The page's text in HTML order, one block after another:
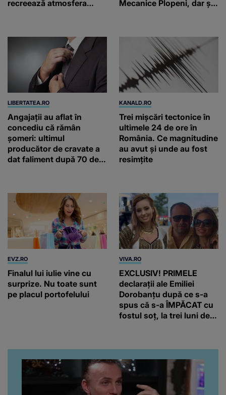
recreează atmosfera
Mecanice Plopeni, dar și
LIBERTATEA.RO
Angajații au aflat în
concediu că rămân
șomeri: ultimul
producător de cravate a
dat faliment după 70 de
KANALD.RO
Trei mișcări tectonice în
ultimele 24 de ore în
România. Ce magnitudine
au avut și unde au fost
resimțite
EVZ.RO
Finalul lui iulie vine cu
surprize. Nu toate sunt
pe placul portofelului
VIVA.RO
EXCLUSIV! PRIMELE
declarații ale Emiliei
Dorobanțu după ce s-a
spus că s-a ÎMPĂCAT cu
fostul soț, la trei luni de
artistă i-a lăsat MASCĂ
pe toți. De data aceasta,
chiar a rupt tăcerea:
”Poate că aveam să ne
spunem, să ne...”